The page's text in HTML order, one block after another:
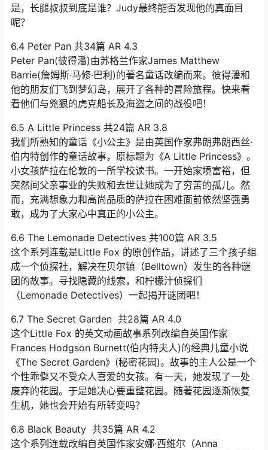
是，长腿叔叔到底是谁？Judy最终能否发现他的真面目
呢？
6.4 Peter Pan 共34篇 AR 4.3
Peter Pan(彼得潘)由苏格兰作家James Matthew
Barrie(詹姆斯·马修·巴利)的著名童话改编而来。彼得潘和
他的朋友们飞到梦幻岛，展开了各种的冒险旅程。快来看
看他们与兇狠的虎克船长及海盗之间的战役吧！
6.5 A Little Princess 共24篇 AR 3.8
我们所熟知的童话《小公主》是由英国作家弗朗弗朗西丝·
伯内特创作的童话故事，原标题为《A Little Princess》。
小女孩萨拉在伦敦的一所学校读书。一开始家境富裕，但
突然间父亲事业的失败和去世让她成为了穷苦的孤儿。然
而，充满想象力和高尚品质的萨拉在困难面前依然坚强勇
敢，成为了大家心中真正的小公主。
6.6 The Lemonade Detectives 共100篇 AR 3.5
这个系列连载是Little Fox 的原创作品，讲述了三个孩子组
成一个侦探社，解决在贝尔镇（Belltown）发生的各种谜
团的故事。寻找隐藏的线索，和柠檬汁侦探们
（Lemonade Detectives）一起揭开谜团吧！
6.7 The Secret Garden 共28篇 AR 4.0
这个Little Fox 的英文动画故事系列改编自英国作家
Frances Hodgson Burnett(伯内特夫人)的经典儿童小说
《The Secret Garden》(秘密花园)。故事的主人公是一个
个性乖僻又不受众人喜爱的女孩。有一天，她发现了一处
废弃的花园。于是她决心要重整花园。随著花园逐渐恢复
生机，她也会开始有所转变吗？
6.8 Black Beauty 共35篇 AR 4.2
这个系列连载改编自英国作家安娜·西维尔（Anna